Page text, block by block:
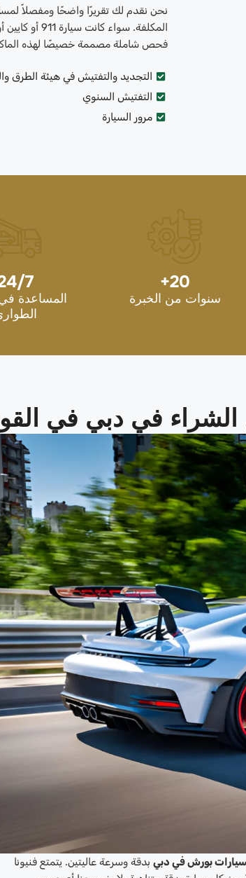
نحن نقدم لك تقريرًا واضحًا ومفصلاً
المكلفة.
فحص شاملة مصممة خصيصًا لهذه
التجديد والتفتيش في هيئة الطرق
التفتيش السنوي
مرور السيارة
20
+
سنوات من الخبرة
7
المساعدة
في دبي في
بورش في دبي بدقة وسرعة عاليتين. يتمتع فنيونا